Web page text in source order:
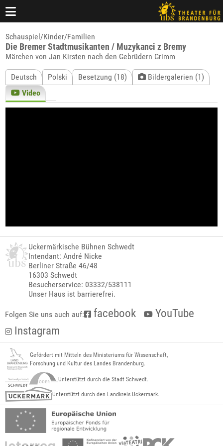
Schauspiel/Kinder/Familien
Die Bremer Stadtmusikanten / Muzykanci z Bremy
Märchen vonJan Kirsten nach den Gebrüdern Grimm
Deutsch Polski Besetzung (18)
Bildergalerien (1)
Video
Uckermärkische Bühnen Schwedt
Intendant: André Nicke
Berliner Straße 46/48
16303 Schwedt
Besucherservice: 03332/538111
Unser Haus ist barrierefrei.
Folgen Sie uns auch auf: facebook
YouTube
Instagram
Gefördert mit Mitteln des Ministeriums für Wissenschaft,
Forschung und Kultur des Landes Brandenburg.
Unterstützt durch die Stadt Schwedt.
Unterstützt durch den Landkreis Uckermark.